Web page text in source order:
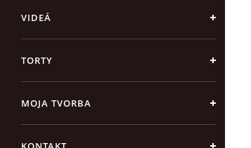
VIDEÁ
TORTY
MOJA TVORBA